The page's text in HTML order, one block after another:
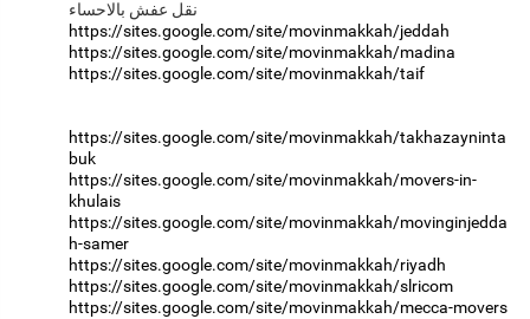
https://sites.google.com/site/movinmakkah/jeddah
https://sites.google.com/site/movinmakkah/madina
https://sites.google.com/site/movinmakkah/taif
https://sites.google.com/site/movinmakkah/takhazayninta
buk
https://sites.google.com/site/movinmakkah/movers-in-
khulais
https://sites.google.com/site/movinmakkah/movinginjedda
h-samer
https://sites.google.com/site/movinmakkah/riyadh
https://sites.google.com/site/movinmakkah/slricom
https://sites.google.com/site/movinmakkah/mecca-movers